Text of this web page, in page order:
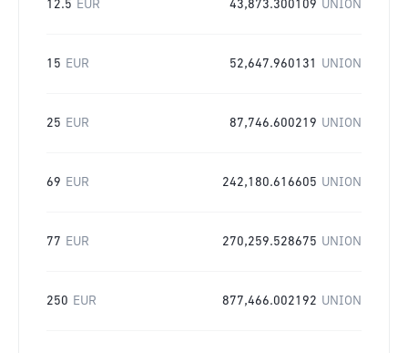
12.5 EUR 43,873.300109 UNION
15 EUR 52,647.960131 UNION
25 EUR 87,746.600219 UNION
69 EUR 242,180.616605 UNION
77 EUR 270,259.528675 UNION
250 EUR 877,466.002192 UNION